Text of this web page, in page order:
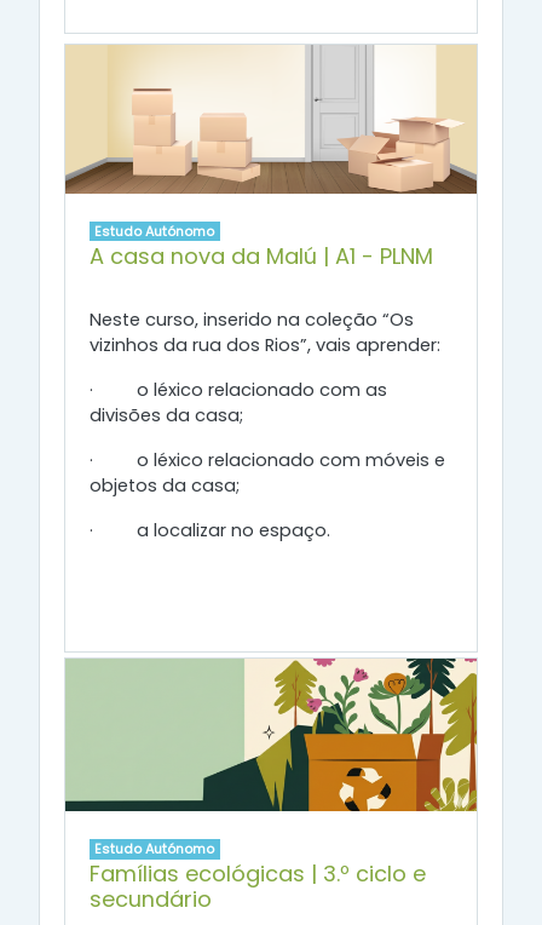
Estudo Autónomo
A casa nova da Malú | A1 - PLNM
Neste curso, inserido na coleção “Os
vizinhos da rua dos Rios”, vais aprender:
· o léxico relacionado com as
divisões da casa;
· o léxico relacionado com móveis e
objetos da casa;
· a localizar no espaço.
Estudo Autónomo
Famílias ecológicas | 3.º ciclo e
secundário